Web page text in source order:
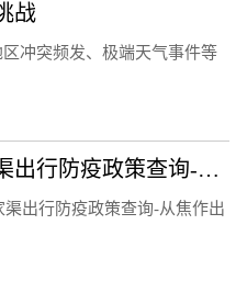
战
冲突频发、极端天气事件等
01月25日焦作前往五家渠出行防疫政策查询-从焦作出发到五家渠的防疫政策
出行防疫政策查询-从焦作出